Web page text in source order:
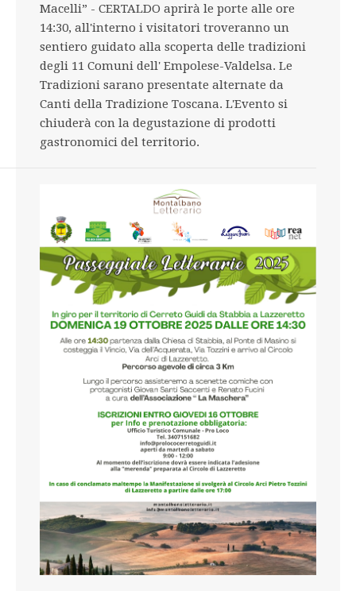
Macelli” - CERTALDO aprirà le porte alle ore
14:30, all'interno i visitatori troveranno un
sentiero guidato alla scoperta delle tradizioni
degli 11 Comuni dell' Empolese-Valdelsa. Le
Tradizioni sarano presentate alternate da
Canti della Tradizione Toscana. L'Evento si
chiuderà con la degustazione di prodotti
gastronomici del territorio.